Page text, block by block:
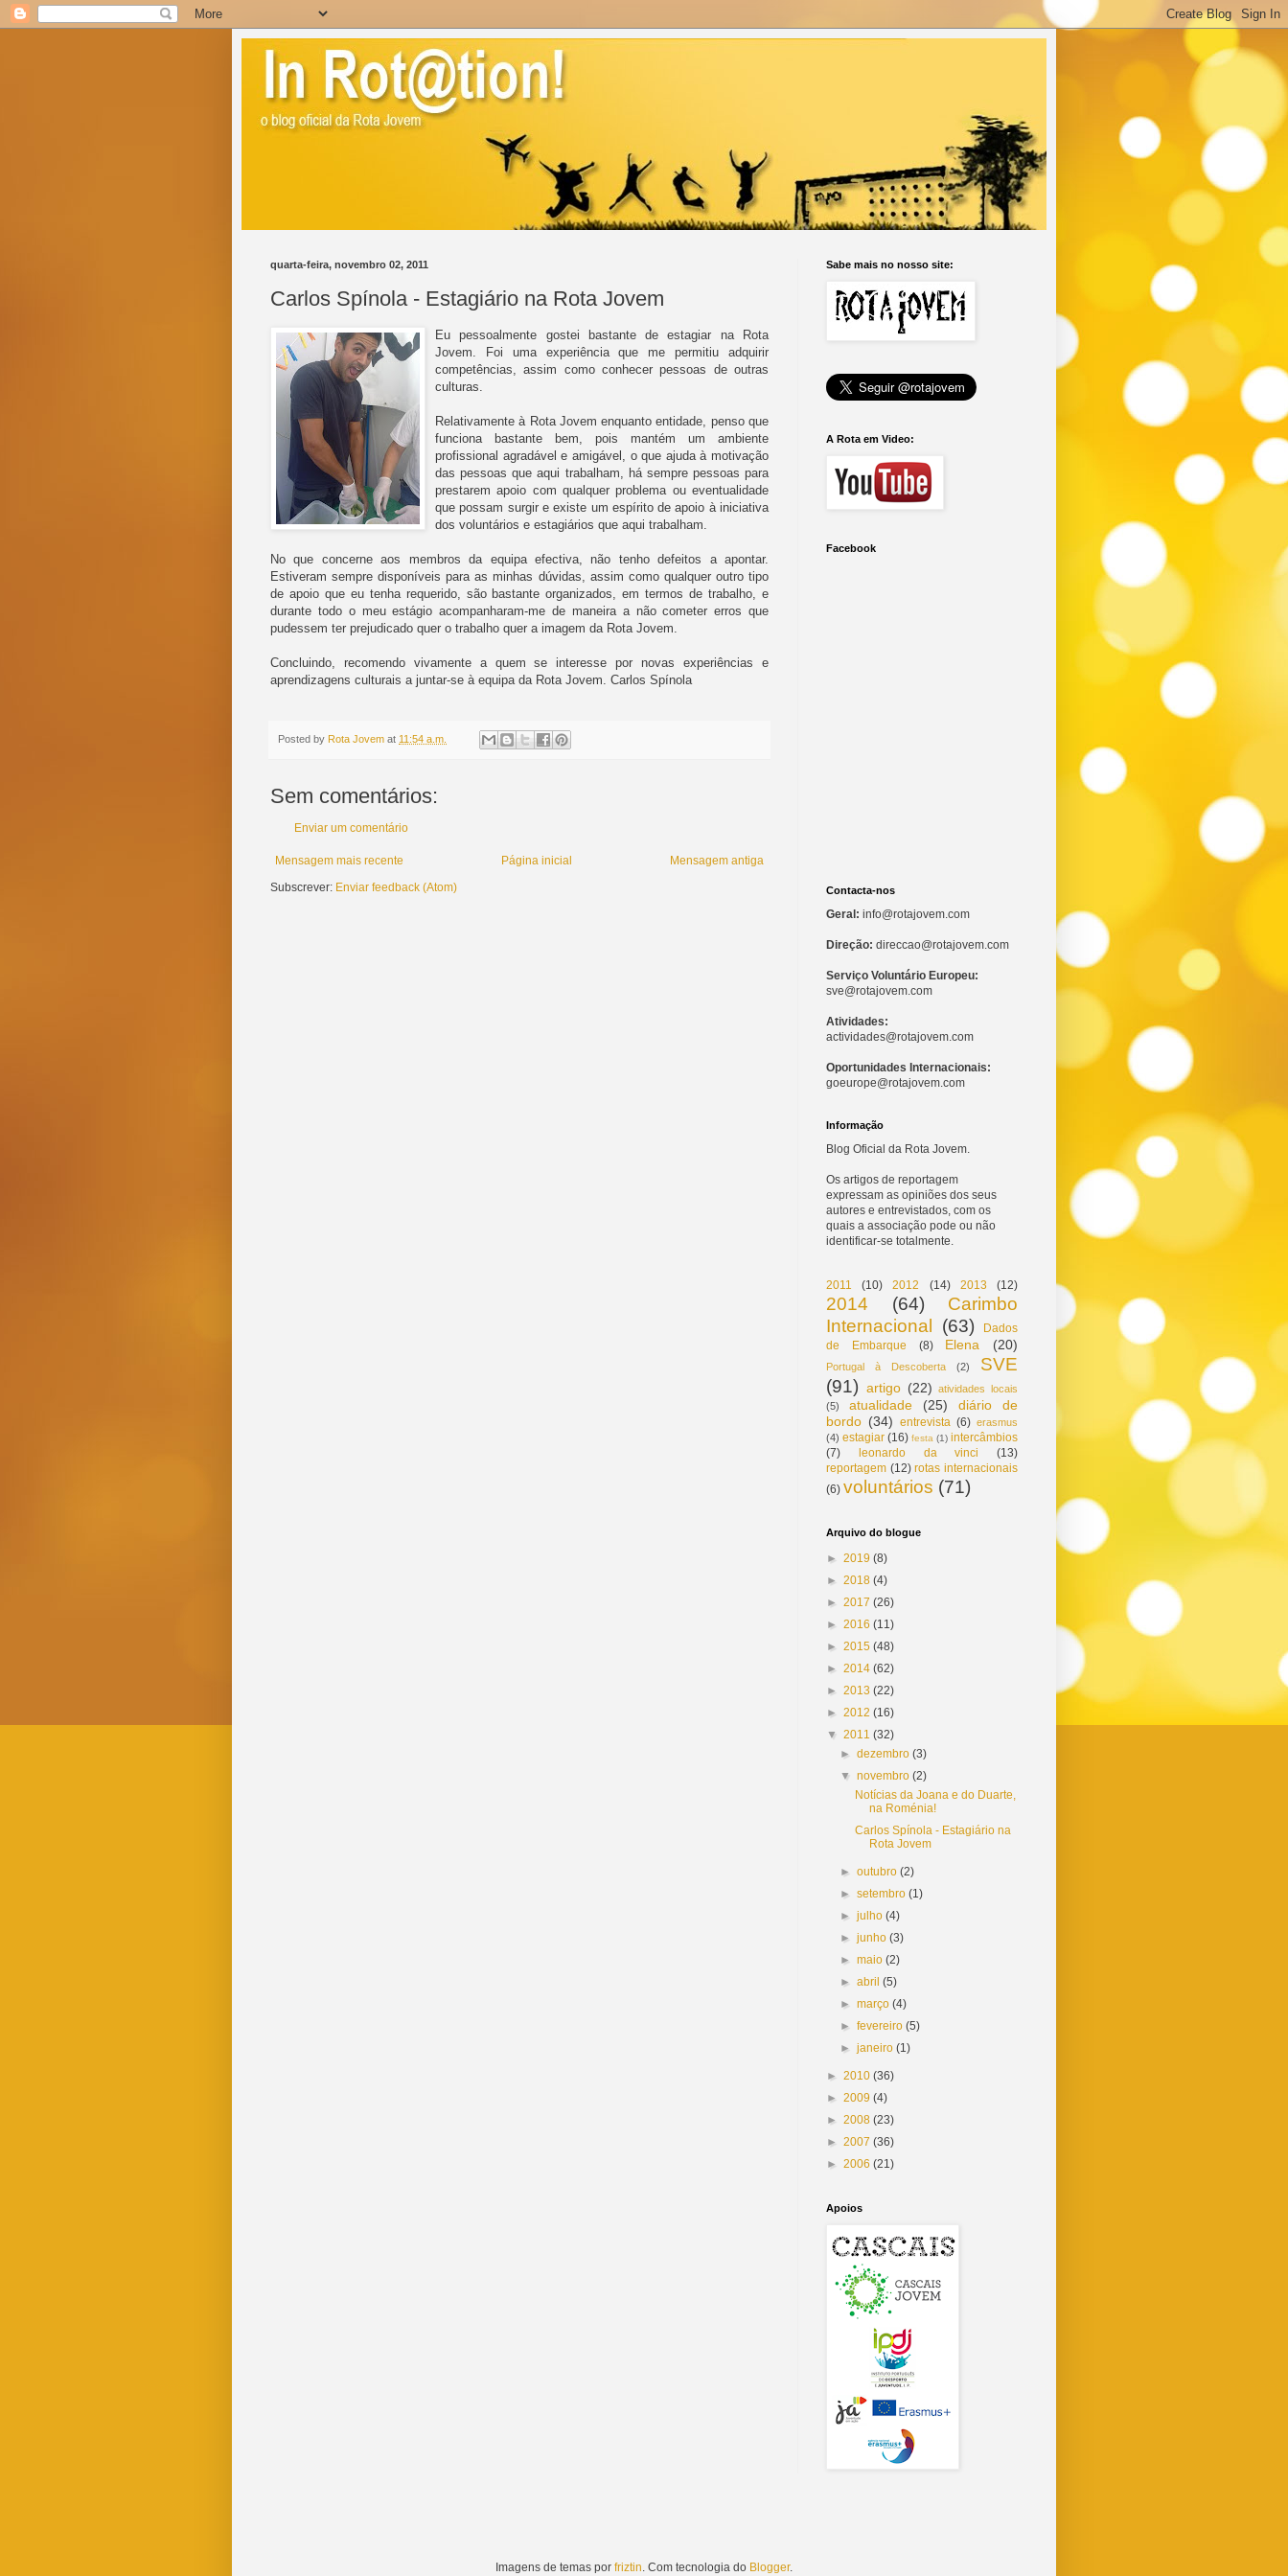
quarta-feira, novembro 02, 2011
Carlos Spínola - Estagiário na Rota Jovem
Eu pessoalmente gostei bastante de estagiar na Rota
Jovem. Foi uma experiência que me permitiu adquirir
competências, assim como conhecer pessoas de outras
culturas.
Relativamente à Rota Jovem enquanto entidade, penso que
funciona bastante bem, pois mantém um ambiente
profissional agradável e amigável, o que ajuda à motivação
das pessoas que aqui trabalham, há sempre pessoas para
prestarem apoio com qualquer problema ou eventualidade
que possam surgir e existe um espírito de apoio à iniciativa
dos voluntários e estagiários que aqui trabalham.
No que concerne aos membros da equipa efectiva, não tenho defeitos a apontar.
Estiveram sempre disponíveis para as minhas dúvidas, assim como qualquer outro tipo
de apoio que eu tenha requerido, são bastante organizados, em termos de trabalho, e
durante todo o meu estágio acompanharam-me de maneira a não cometer erros que
pudessem ter prejudicado quer o trabalho quer a imagem da Rota Jovem.
Concluindo, recomendo vivamente a quem se interesse por novas experiências e
aprendizagens culturais a juntar-se à equipa da Rota Jovem. Carlos Spínola
Posted by Rota Jovem at 11:54 a.m.
Sem comentários:
Enviar um comentário
Mensagem mais recente Mensagem antiga
Página inicial
Subscrever: Enviar feedback (Atom)
Sabe mais no nosso site:
A Rota em Video:
Facebook
Contacta-nos
Geral: info@rotajovem.com
Direção: direccao@rotajovem.com
Serviço Voluntário Europeu:
sve@rotajovem.com
Atividades:
actividades@rotajovem.com
Oportunidades Internacionais:
goeurope@rotajovem.com
Informação
Blog Oficial da Rota Jovem.
Os artigos de reportagem
expressam as opiniões dos seus
autores e entrevistados, com os
quais a associação pode ou não
identificar-se totalmente.
2011 (10) 2012 (14) 2013 (12)
2014 (64)
Carimbo
Internacional
(63)
Dados
de Embarque
(8) Elena (20)
Portugal à Descoberta (2)
SVE
(91) artigo (22)
atividades locais
(5)
atualidade (25)
diário de
bordo (34) entrevista (6) erasmus
(4) estagiar (16) festa (1) intercâmbios
(7)
leonardo da vinci
(13)
reportagem (12) rotas internacionais
(6) voluntários (71)
Arquivo do blogue
► 2019 (8)
► 2018 (4)
► 2017 (26)
► 2016 (11)
► 2015 (48)
► 2014 (62)
► 2013 (22)
► 2012 (16)
▼ 2011 (32)
►dezembro (3)
▼ novembro (2)
Notícias da Joana e do Duarte,
na Roménia!
Carlos Spínola - Estagiário na
Rota Jovem
►outubro (2)
►setembro (1)
►julho (4)
►junho (3)
►maio (2)
►abril (5)
►março (4)
►fevereiro (5)
►janeiro (1)
► 2010 (36)
► 2009 (4)
► 2008 (23)
► 2007 (36)
► 2006 (21)
Apoios
Imagens de temas por friztin. Com tecnologia do Blogger.